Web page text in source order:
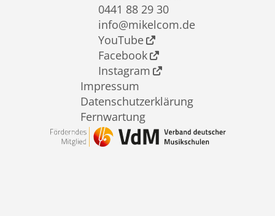
0441 88 29 30
info@mikelcom.de
YouTube
Facebook
Instagram
Impressum
Datenschutzerklärung
Fernwartung